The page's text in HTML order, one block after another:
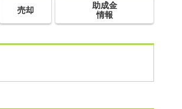
売却
助成金
情報